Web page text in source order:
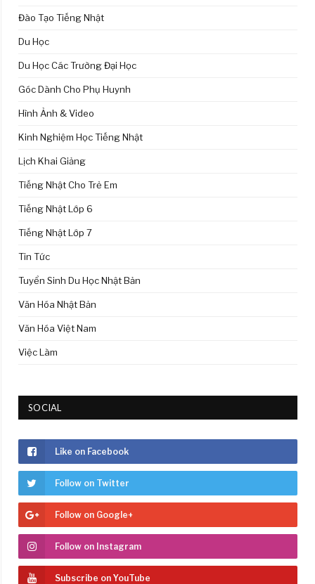
Đào Tạo Tiếng Nhật
Du Học
Du Học Các Trường Đại Học
Góc Dành Cho Phụ Huynh
Hình Ảnh & Video
Kinh Nghiệm Học Tiếng Nhật
Lịch Khai Giảng
Tiếng Nhật Cho Trẻ Em
Tiếng Nhật Lớp 6
Tiếng Nhật Lớp 7
Tin Tức
Tuyển Sinh Du Học Nhật Bản
Văn Hóa Nhật Bản
Văn Hóa Việt Nam
Việc Làm
SOCIAL
Like on Facebook
Follow on Twitter
Follow on Google+
Follow on Instagram
Subscribe on YouTube